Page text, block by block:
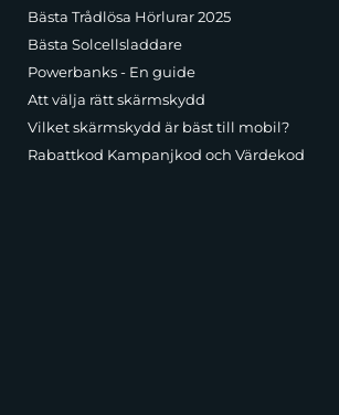
Bästa Trådlösa Hörlurar 2025
Bästa Solcellsladdare
Powerbanks - En guide
Att välja rätt skärmskydd
Vilket skärmskydd är bäst till mobil?
Rabattkod Kampanjkod och Värdekod